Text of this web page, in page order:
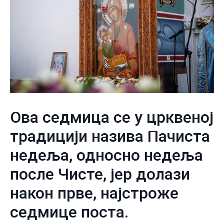
Ова седмица се у црквеној
традицији назива Пачиста
недеља, односно недеља
после Чисте, јер долази
након прве, најстроже
седмице поста.